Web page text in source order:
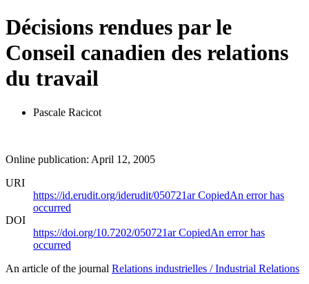
Décisions rendues par le
Conseil canadien des relations
du travail
Pascale Racicot
Online publication: April 12, 2005
URI
https://id.erudit.org/iderudit/050721arCopiedAn error has
occurred
DOI
https://doi.org/10.7202/050721arCopiedAn error has
occurred
An article of the journal Relations industrielles / Industrial Relations